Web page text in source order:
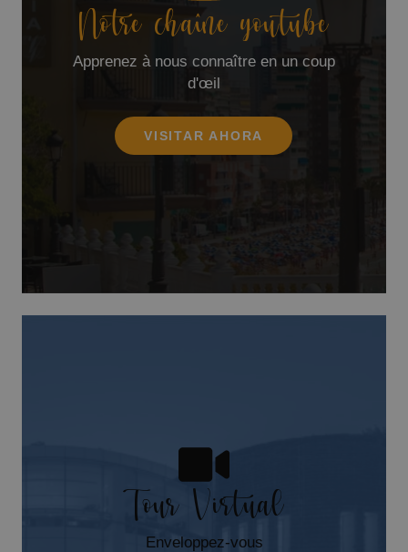
Notre chaîne youtube
Apprenez à nous connaître en un coup
d'œil
VISITAR AHORA
Tour Virtual
Enveloppez-vous